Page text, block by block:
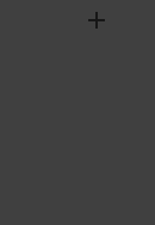
add